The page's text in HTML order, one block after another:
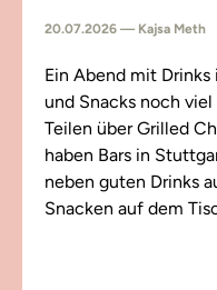
20.07.2026 — Kajsa Meth
Ein Abend mit
und Snacks noch viel
Teilen über Grilled
haben Bars in
neben guten Drinks
Snacken auf dem